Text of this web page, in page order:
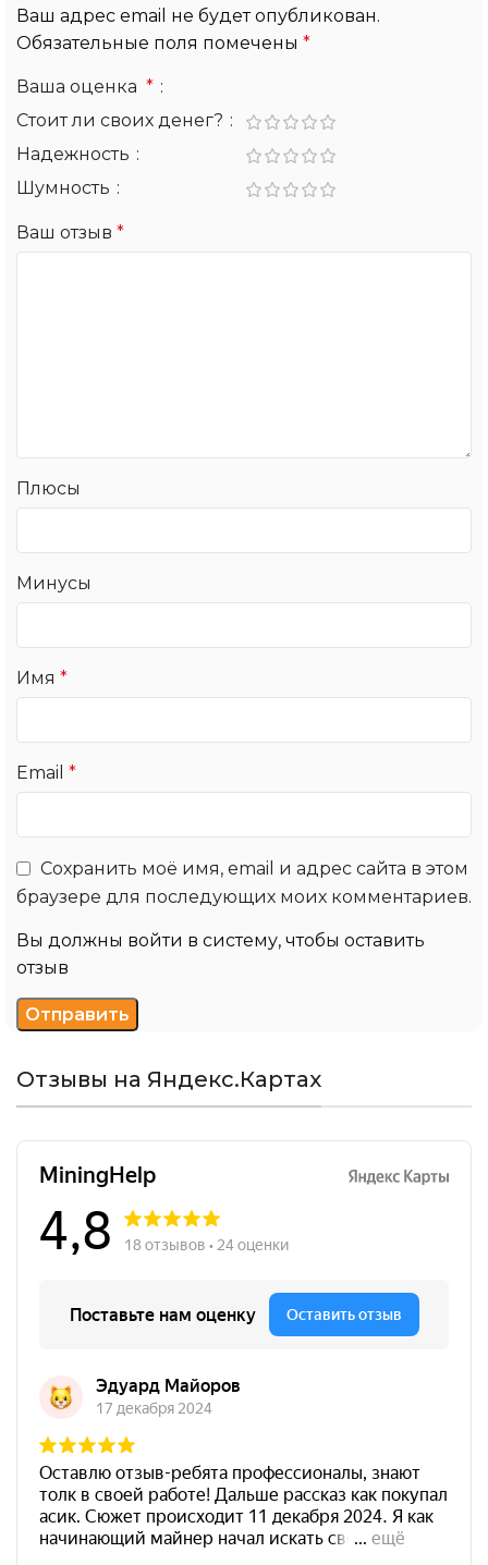
Ваш адрес email не будет опубликован.
Обязательные поля помечены *
Ваша оценка *
Стоит ли своих денег?
Надежность
Шумность
Ваш отзыв *
Плюсы
Минусы
Имя *
Email *
Сохранить моё имя, email и адрес сайта в этом
браузере для последующих моих комментариев.
Вы должны войти в систему, чтобы оставить
отзыв
Отзывы на Яндекс.Картах